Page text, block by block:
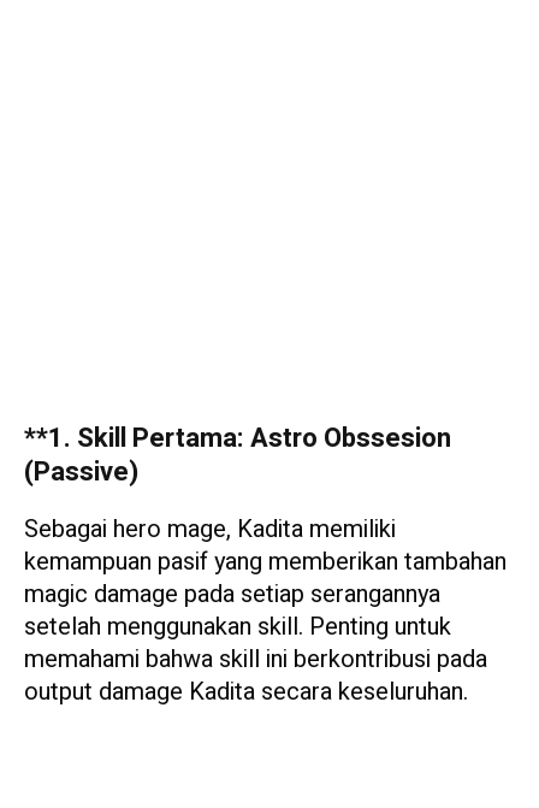
**1. Skill Pertama: Astro Obssesion
(Passive)
Sebagai hero mage, Kadita memiliki
kemampuan pasif yang memberikan tambahan
magic damage pada setiap serangannya
setelah menggunakan skill. Penting untuk
memahami bahwa skill ini berkontribusi pada
output damage Kadita secara keseluruhan.